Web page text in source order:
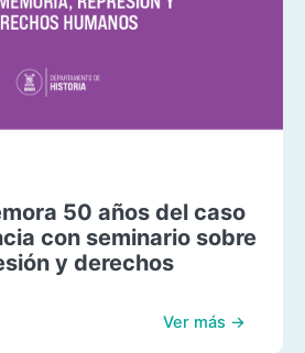
50 años del caso
con seminario sobre
y derechos
Ver más →